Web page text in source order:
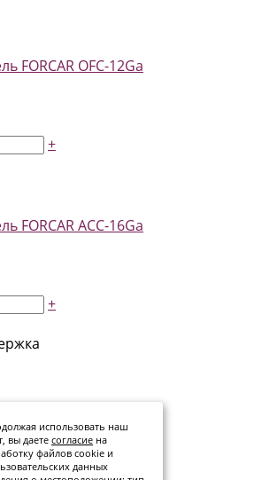
FORCAR OFC-12Ga
+
FORCAR ACC-16Ga
+
использовать наш
вы даете согласие на
файлов cookie и
данных